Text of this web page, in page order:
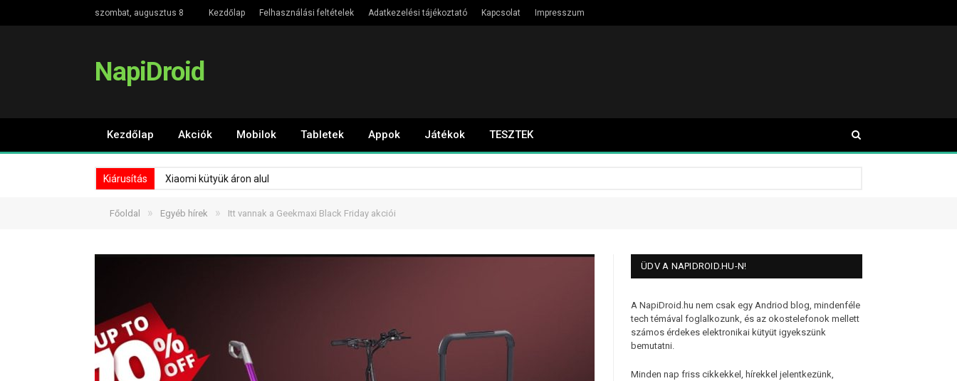
szombat, augusztus 8 Kezdőlap Felhasználási feltételek Adatkezelési tájékoztató Kapcsolat Impresszum
NapiDroid
Kezdőlap Akciók Mobilok Tabletek Appok Játékok TESZTEK
Kiárusítás Xiaomi kütyük áron alul
Főoldal » Egyéb hírek » Itt vannak a Geekmaxi Black Friday akciói
ÜDV A NAPIDROID.HU-N!
A NapiDroid.hu nem csak egy Andriod blog, mindenféle
tech témával foglalkozunk, és az okostelefonok mellett
számos érdekes elektronikai kütyüt igyekszünk
bemutatni.
Minden nap friss cikkekkel, hírekkel jelentkezünk,